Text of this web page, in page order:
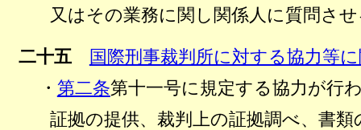
又はその業務に関し関係人に質問さ
二十五
国際刑事裁判所に対する協力等
・ 第二条第十一号に規定する協力が行
証拠の提供、裁判上の証拠調べ、書